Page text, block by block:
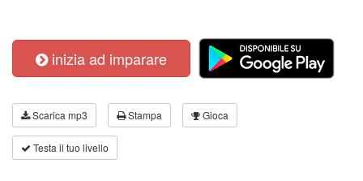
inizia ad imparare
Scarica mp3 Stampa Gioca
Testa il tuo livello